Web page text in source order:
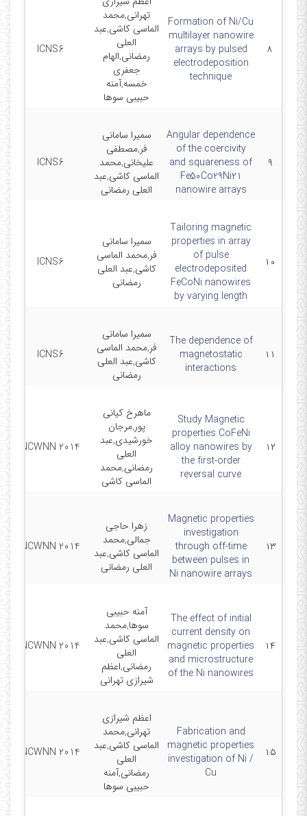
۸
Formation of Ni/Cu
multilayer nanowire
arrays by pulsed
electrodeposition
technique
تهرانی,محمد
الماسی کاشی,عبد
العلی
رمضانی,الهام
جعفری
خمسه,آمنه
حبیبی سوها
ICNS6
۹
Angular dependence
of the coercivity
and squareness of
Fe50Co29Ni21
nanowire arrays
سمیرا سامانی
فر,مصطفی
علیخانی,محمد
الماسی کاشی,عبد
العلی رمضانی
ICNS6
۱۰
Tailoring magnetic
properties in array
of pulse
electrodeposited
FeCoNi nanowires
by varying length
سمیرا سامانی
فر,محمد الماسی
کاشی,عبد العلی
رمضانی
ICNS6
۱۱
The dependence of
magnetostatic
interactions
سمیرا سامانی
فر,محمد الماسی
کاشی,عبد العلی
رمضانی
ICNS6
۱۲
Study Magnetic
properties CoFeNi
alloy nanowires by
the first-order
reversal curve
ماهرخ کیانی
پور,مرجان
خورشیدی,عبد
العلی
رمضانی,محمد
الماسی کاشی
NCWNN 2014
۱۳
Magnetic properties
investigation
through off-time
between pulses in
Ni nanowire arrays
زهرا حاجی
جمالی,محمد
الماسی کاشی,عبد
العلی رمضانی
NCWNN 2014
۱۴
The effect of initial
current density on
magnetic properties
and microstructure
of the Ni nanowires
آمنه حبیبی
سوها,محمد
الماسی کاشی,عبد
العلی
رمضانی,اعظم
شیرازی تهرانی
NCWNN 2014
۱۵
Fabrication and
magnetic properties
investigation of Ni /
Cu
اعظم شیرازی
تهرانی,محمد
الماسی کاشی,عبد
العلی
رمضانی,آمنه
حبیبی سوها
NCWNN 2014